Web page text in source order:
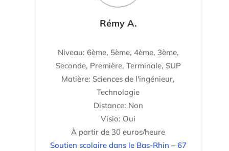
Rémy A.
Niveau: 6ème, 5ème, 4ème, 3ème,
Seconde, Première, Terminale, SUP
Matière: Sciences de l'ingénieur,
Technologie
Distance: Non
Visio: Oui
À partir de 30 euros/heure
Soutien scolaire dans le Bas-Rhin – 67